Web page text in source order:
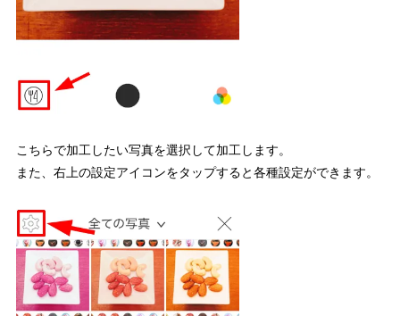
こちらで加工したい写真を選択して加工します。
また、右上の設定アイコンをタップすると各種設定ができます。